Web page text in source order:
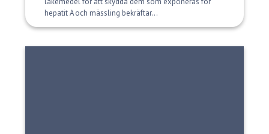
hepatit A och mässling bekräftar...